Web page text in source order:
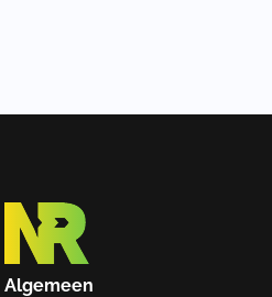
Algemeen